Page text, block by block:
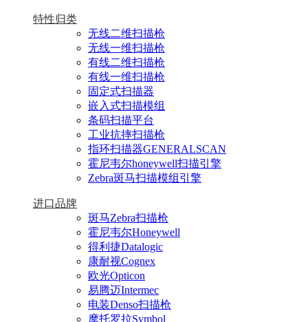
特性归类
无线二维扫描枪
无线一维扫描枪
有线二维扫描枪
有线一维扫描枪
固定式扫描器
嵌入式扫描模组
条码扫描平台
工业抗摔扫描枪
指环扫描器GENERALSCAN
霍尼韦尔honeywell扫描引擎
Zebra斑马扫描模组引擎
进口品牌
斑马Zebra扫描枪
霍尼韦尔Honeywell
得利捷Datalogic
康耐视Cognex
欧光Opticon
易腾迈Intermec
电装Denso扫描枪
摩托罗拉Symbol